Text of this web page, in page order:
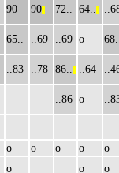
90 90 72.. 64..
65.. ..69 ..69 о
..83 ..78 86.. ..64
..86 о
о о о о
о
о о о